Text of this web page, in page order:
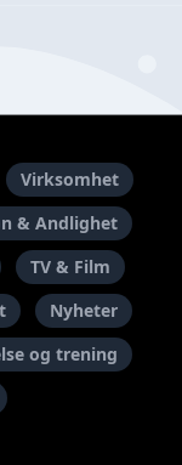
Virksomhet
& Andlighet
TV & Film
Nyheter
og trening